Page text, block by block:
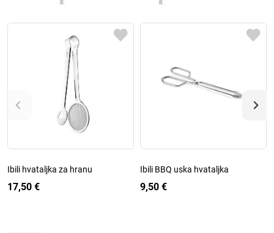
Ibili hvataljka za hranu
17,50 €
Ibili BBQ uska hvataljka
9,50 €